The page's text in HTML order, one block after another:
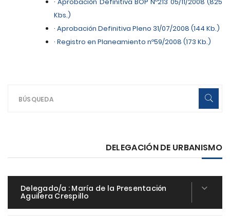
Kbs.)
· Aprobación Definitiva Pleno 31/07/2008 (144 Kb.)
· Registro en Planeamiento nº59/2008 (173 Kb.)
DELEGACIÓN DE URBANISMO
Delegado/a : María de la Presentación
Aguilera Crespillo